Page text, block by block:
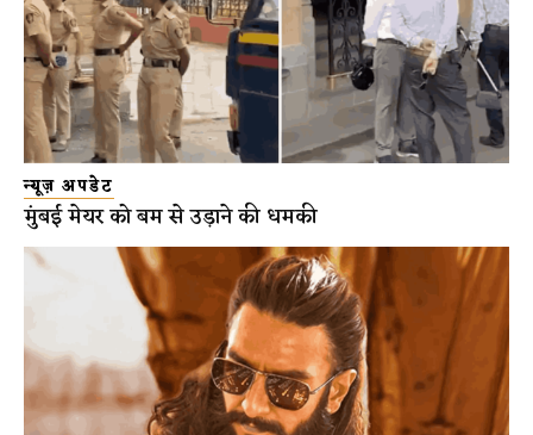
न्यूज़ अपडेट
मुंबई मेयर को बम से उड़ाने की धमकी